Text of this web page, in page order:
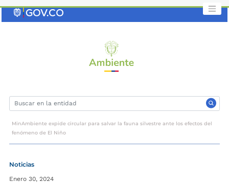
MinAmbiente expide circular para salvar la fauna silvestre ante los efectos del
fenómeno de El Niño
Noticias
Enero 30, 2024